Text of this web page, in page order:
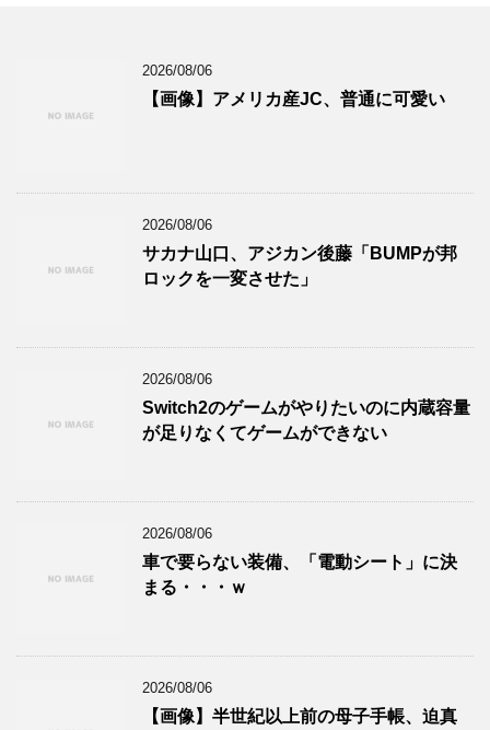
2026/08/06
【画像】アメリカ産JC、普通に可愛い
2026/08/06
サカナ山口、アジカン後藤「BUMPが邦
ロックを一変させた」
2026/08/06
Switch2のゲームがやりたいのに内蔵容量
が足りなくてゲームができない
2026/08/06
車で要らない装備、「電動シート」に決
まる・・・ｗ
2026/08/06
【画像】半世紀以上前の母子手帳、迫真